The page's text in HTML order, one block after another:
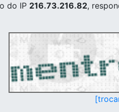
do IP 216.73.216.82,